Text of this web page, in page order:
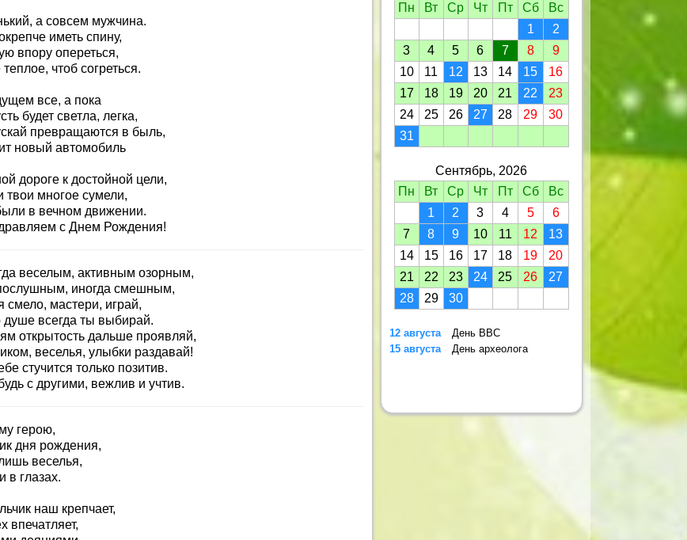
а совсем мужчина.
иметь спину,
впору опереться,
чтоб согреться.
все, а пока
будет светла, легка,
превращаются в быль,
новый автомобиль
дороге к достойной цели,
твои многое сумели,
в вечном движении.
с Днем Рождения!
веселым, активным озорным,
иногда смешным,
смело, мастери, играй,
душе всегда ты выбирай.
открытость дальше проявляй,
веселья, улыбки раздавай!
стучится только позитив.
с другими, вежлив и учтив.
герою,
дня рождения,
веселья,
в глазах.
наш крепчает,
впечатляет,
Пн
Вт Ср Чт Пт Сб
Вс
1
2
3
4 5 6 7 8
9
10
11 12 13 14 15
16
17
18 19 20 21 22
23
24
25 26 27 28 29
30
31
Сентябрь, 2026
Пн
Вт Ср Чт Пт Сб
Вс
1
2 3 4 5
6
7
8 9 10 11 12
13
14
15 16 17 18 19
20
21
22 23 24 25 26
27
28
29 30
12 августа
День ВВС
15 августа
День археолога